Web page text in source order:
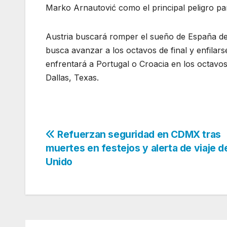
Marko Arnautović como el principal peligro
Austria buscará romper el sueño de España
busca avanzar a los octavos de final y
enfrentará a Portugal o Croacia en los
Dallas, Texas.
Navegación
de
Refuerzan seguridad en CDMX tras
muertes en festejos y alerta de viaje
Unido